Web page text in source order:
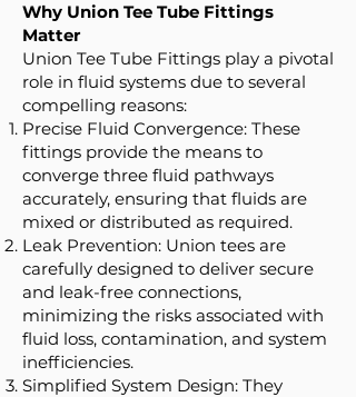
Why Union Tee Tube Fittings
Matter
Union Tee Tube Fittings play a pivotal
role in fluid systems due to several
compelling reasons:
Precise Fluid Convergence: These
fittings provide the means to
converge three fluid pathways
accurately, ensuring that fluids are
mixed or distributed as required.
Leak Prevention: Union tees are
carefully designed to deliver secure
and leak-free connections,
minimizing the risks associated with
fluid loss, contamination, and system
inefficiencies.
Simplified System Design: They